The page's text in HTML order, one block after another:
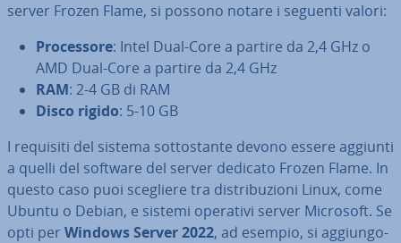
server Frozen Flame, si possono notare i seguenti valori:
Pro­ces­so­re: Intel Dual-Core a partire da 2,4 GHz o
AMD Dual-Core a partire da 2,4 GHz
RAM: 2-4 GB di RAM
Disco rigido: 5-10 GB
I requisiti del sistema sot­to­stan­te devono essere aggiunti
a quelli del software del server dedicato Frozen Flame. In
questo caso puoi scegliere tra di­stri­bu­zio­ni Linux, come
Ubuntu o Debian, e sistemi operativi server Microsoft. Se
opti per Windows Server 2022, ad esempio, si ag­giun­go­